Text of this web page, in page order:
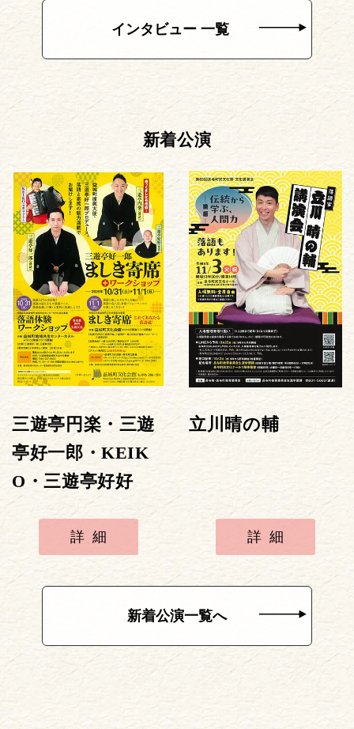
インタビュー 一覧
新着公演
三遊亭円楽・三遊
亭好一郎・KEIK
O・三遊亭好好
詳細
立川晴の輔
詳細
新着公演一覧へ